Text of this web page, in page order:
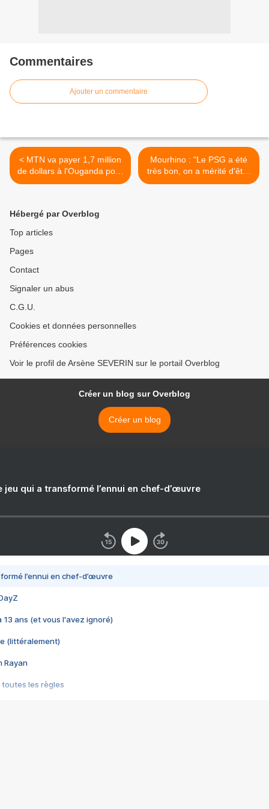
Commentaires
Ajouter un commentaire
< MTN va payer 1,7 million
de dollars à l'Ouganda pour
des SMS intempestifs
Mourhino : "Le PSG a été
très bon, on a mérité d'être
puni" >
Hébergé par Overblog
Top articles
Pages
Contact
Signaler un abus
C.G.U.
Cookies et données personnelles
Préférences cookies
Voir le profil de Arsène SEVERIN sur le portail Overblog
Créer un blog sur Overblog
Créer un blog
jeu qui a transformé l’ennui en chef-d’œuvre
l’ennui en chef-d’œuvre
13 ans (et vous l'avez ignoré)
(littéralement)
Rayan
toutes les règles